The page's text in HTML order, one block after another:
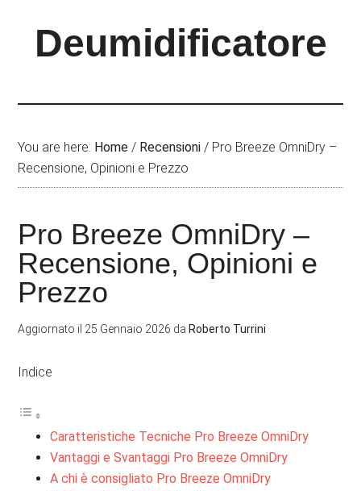
Deumidificatore
You are here: Home / Recensioni / Pro Breeze OmniDry –
Recensione, Opinioni e Prezzo
Pro Breeze OmniDry –
Recensione, Opinioni e
Prezzo
Aggiornato il 25 Gennaio 2026 da Roberto Turrini
Indice
Caratteristiche Tecniche Pro Breeze OmniDry
Vantaggi e Svantaggi Pro Breeze OmniDry
A chi è consigliato Pro Breeze OmniDry